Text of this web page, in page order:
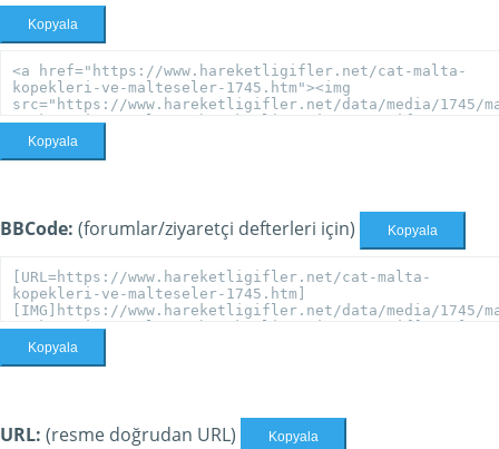
Kopyala
Kopyala
BBCode: (forumlar/ziyaretçi defterleri için) Kopyala
Kopyala
URL: (resme doğrudan URL) Kopyala